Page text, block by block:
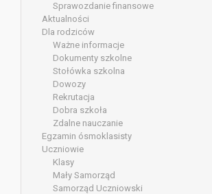
Sprawozdanie finansowe
Aktualności
Dla rodziców
Ważne informacje
Dokumenty szkolne
Stołówka szkolna
Dowozy
Rekrutacja
Dobra szkoła
Zdalne nauczanie
Egzamin ósmoklasisty
Uczniowie
Klasy
Mały Samorząd
Samorząd Uczniowski